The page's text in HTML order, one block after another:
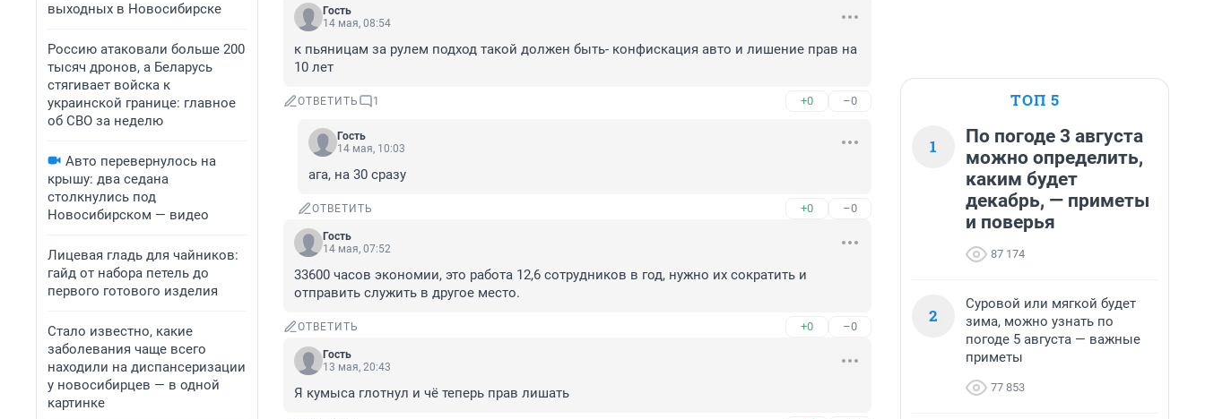
выходных в Новосибирске
Россию атаковали больше 200
тысяч дронов, а Беларусь
стягивает войска к
украинской границе: главное
об СВО за неделю
Авто перевернулось на
крышу: два седана
столкнулись под
Новосибирском — видео
Лицевая гладь для чайников:
гайд от набора петель до
первого готового изделия
Стало известно, какие
заболевания чаще всего
находили на диспансеризации
у новосибирцев — в одной
картинке
Гость
14 мая, 08:54
к пьяницам за рулем подход такой должен быть- конфискация авто и лишение прав на
10 лет
ОТВЕТИТЬ 1 +0 –0
Гость
14 мая, 10:03
ага, на 30 сразу
ОТВЕТИТЬ +0 –0
Гость
14 мая, 07:52
33600 часов экономии, это работа 12,6 сотрудников в год, нужно их сократить и
отправить служить в другое место.
ОТВЕТИТЬ +0 –0
Гость
13 мая, 20:43
Я кумыса глотнул и чё теперь прав лишать
ТОП 5
1
По погоде 3 августа
можно определить,
каким будет
декабрь, — приметы
и поверья
87 174
2
Суровой или мягкой будет
зима, можно узнать по
погоде 5 августа — важные
приметы
77 853